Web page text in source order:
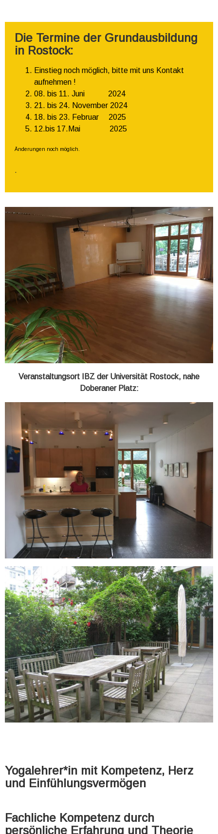
Die Termine der Grundausbildung
in Rostock:
Einstieg noch möglich, bitte mit uns Kontakt
aufnehmen !
08. bis 11. Juni 2024
21. bis 24. November 2024
18. bis 23. Februar 2025
12.bis 17.Mai 2025
Änderungen noch möglich.
.
Veranstaltungsort IBZ der Universität Rostock, nahe
Doberaner Platz:
Yogalehrer*in mit Kompetenz, Herz
und Einfühlungsvermögen
Fachliche Kompetenz durch
persönliche Erfahrung und Theorie